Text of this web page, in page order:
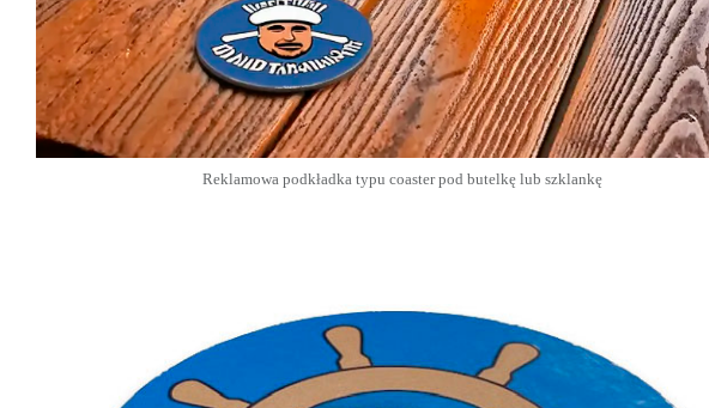
Reklamowa podkładka typu coaster pod butelkę lub szklankę